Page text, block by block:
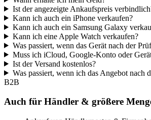
Ist der angezeigte Ankaufspreis
Kann ich auch ein iPhone verkaufen?
Kann ich auch ein Samsung Galaxy
Kann ich eine Apple Watch verkaufen?
Was passiert, wenn das Gerät nach der
Muss ich iCloud, Google-Konto oder
Ist der Versand kostenlos?
Was passiert, wenn ich das Angebot nach
B2B
Auch für Händler & größere